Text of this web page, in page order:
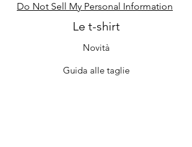
Do Not Sell My Personal Information
Le t-shirt
Novità
Guida alle taglie